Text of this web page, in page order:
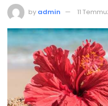
by admin 11